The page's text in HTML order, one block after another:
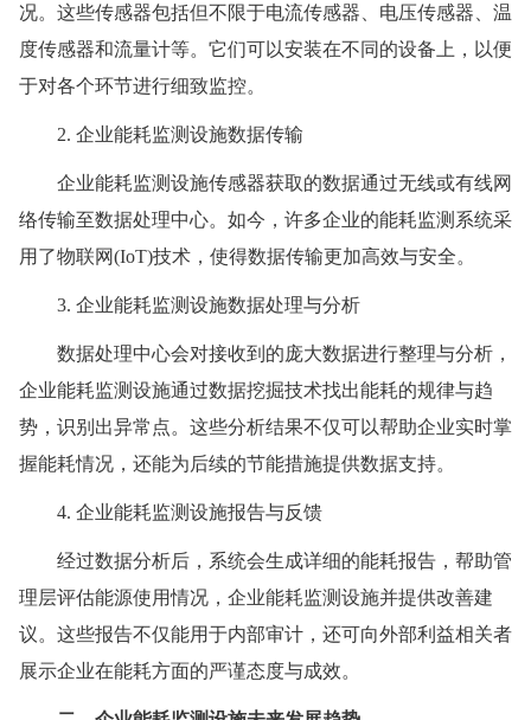
况。这些传感器包括但不限于电流传感器、电压传感器、温
度传感器和流量计等。它们可以安装在不同的设备上，以便
于对各个环节进行细致监控。
2. 企业能耗监测设施数据传输
企业能耗监测设施传感器获取的数据通过无线或有线网
络传输至数据处理中心。如今，许多企业的能耗监测系统采
用了物联网(IoT)技术，使得数据传输更加高效与安全。
3. 企业能耗监测设施数据处理与分析
数据处理中心会对接收到的庞大数据进行整理与分析，
企业能耗监测设施通过数据挖掘技术找出能耗的规律与趋
势，识别出异常点。这些分析结果不仅可以帮助企业实时掌
握能耗情况，还能为后续的节能措施提供数据支持。
4. 企业能耗监测设施报告与反馈
经过数据分析后，系统会生成详细的能耗报告，帮助管
理层评估能源使用情况，企业能耗监测设施并提供改善建
议。这些报告不仅能用于内部审计，还可向外部利益相关者
展示企业在能耗方面的严谨态度与成效。